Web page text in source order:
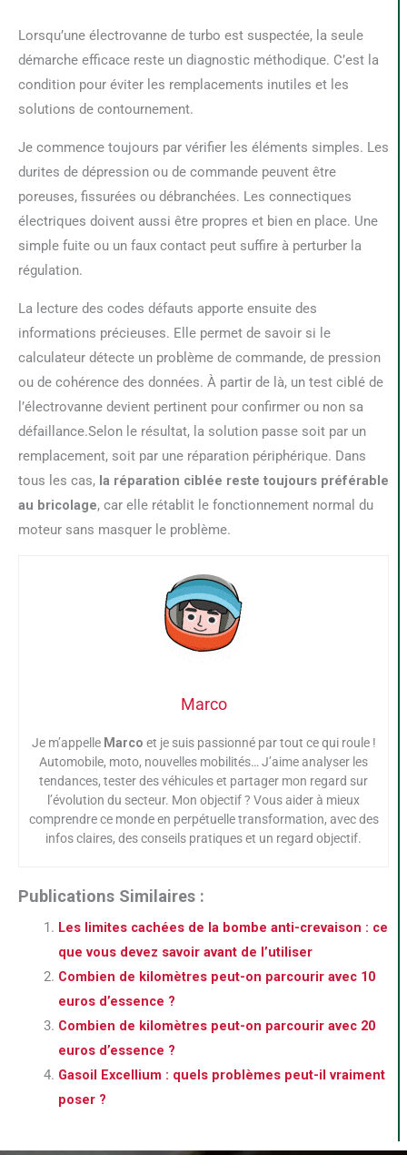
Lorsqu’une électrovanne de turbo est suspectée, la seule
démarche efficace reste un diagnostic méthodique. C’est la
condition pour éviter les remplacements inutiles et les
solutions de contournement.
Je commence toujours par vérifier les éléments simples. Les
durites de dépression ou de commande peuvent être
poreuses, fissurées ou débranchées. Les connectiques
électriques doivent aussi être propres et bien en place. Une
simple fuite ou un faux contact peut suffire à perturber la
régulation.
La lecture des codes défauts apporte ensuite des
informations précieuses. Elle permet de savoir si le
calculateur détecte un problème de commande, de pression
ou de cohérence des données. À partir de là, un test ciblé de
l’électrovanne devient pertinent pour confirmer ou non sa
défaillance.Selon le résultat, la solution passe soit par un
remplacement, soit par une réparation périphérique. Dans
tous les cas, la réparation ciblée reste toujours préférable
au bricolage, car elle rétablit le fonctionnement normal du
moteur sans masquer le problème.
Marco
Je m’appelle Marco et je suis passionné par tout ce qui roule !
Automobile, moto, nouvelles mobilités… J’aime analyser les
tendances, tester des véhicules et partager mon regard sur
l’évolution du secteur. Mon objectif ? Vous aider à mieux
comprendre ce monde en perpétuelle transformation, avec des
infos claires, des conseils pratiques et un regard objectif.
Publications Similaires :
Les limites cachées de la bombe anti-crevaison : ce
que vous devez savoir avant de l’utiliser
Combien de kilomètres peut-on parcourir avec 10
euros d’essence ?
Combien de kilomètres peut-on parcourir avec 20
euros d’essence ?
Gasoil Excellium : quels problèmes peut-il vraiment
poser ?